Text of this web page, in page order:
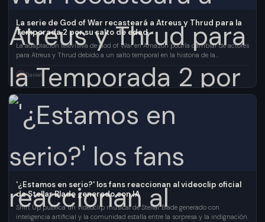
La serie de God of War recasteará a Atreus y Thrud para la
Temporada 2 por su salto de edad
La adaptación televisiva de God of War en Amazon podría cambiar de actores
para Atreus y Thrud debido a un salto temporal en la historia de la
DM Daniel
'¿Estamos en serio?' los fans reaccionan al videoclip oficial
de Stellar Blade generado con IA
Shift Up publica un videoclip musical de Stellar Blade generado con
inteligencia artificial y la comunidad estalla entre la sorpresa y la indignación.